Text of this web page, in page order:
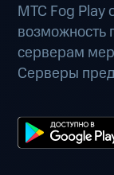
МТС Fog Play
возможность
серверам
Серверы